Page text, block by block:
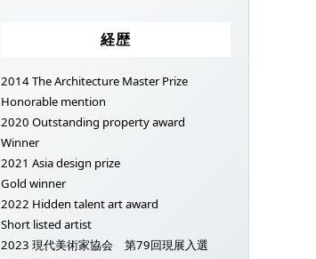
経歴
2014 The Architecture Master Prize
Honorable mention
2020 Outstanding property award
Winner
2021 Asia design prize
Gold winner
2022 Hidden talent art award
Short listed artist
2023 現代美術家協会 第79回現展入選